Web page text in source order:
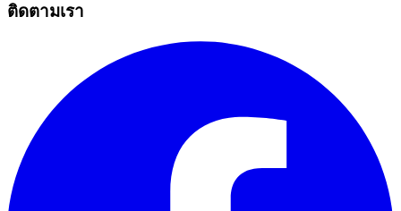
ติดตามเรา